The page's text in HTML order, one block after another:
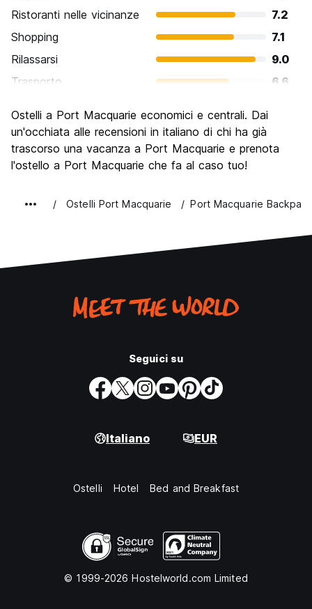
Ristoranti nelle vicinanze
7.2
Shopping
7.1
Rilassarsi
9.0
Trasporto
6.6
Luoghi di interesse culturale
Festa / Vita notturna
6.3
Qualita' Prezzo
Ostelli a Port Macquarie economici e centrali. Dai
un'occhiata alle recensioni in italiano di chi ha già
trascorso una vacanza a Port Macquarie e prenota
l'ostello a Port Macquarie che fa al caso tuo!
Ostelli Port Macquarie Port Macquarie
Seguici su
Italiano EUR
Ostelli Hotel Bed and Breakfast
© 1999-2026 Hostelworld.com Limited